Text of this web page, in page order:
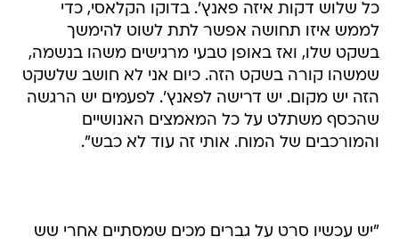
כל שלוש דקות איזה פאנץ'. בדוקו הקלאסי, כדי
לממש איזו תחושה אפשר לתת לשוט להימשך
בשקט שלו, ואז באופן טבעי מרגישים משהו בנשמה,
שמשהו קורה בשקט הזה. כיום אני לא חושב שלשקט
הזה יש מקום. יש דרישה לפאנץ'. לפעמים יש הרגשה
שהכסף משתלט על כל המאמצים האנושיים
והמורכבים של המוח. אותי זה עוד לא כבש".
"יש עכשיו סרט על גברים מכים שמסתיים אחרי שש